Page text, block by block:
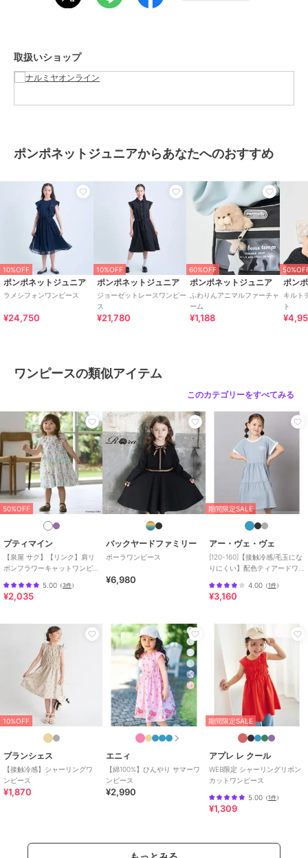
白＿：ポリエステル47％／
原産国 中国
取扱いショップ
ポンポネットジュニアからあなたへのおすすめ
10%OFF
ポンポネットジュニア
ラメシフォンワンピース
¥24,750
10%OFF
ポンポネットジュニア
ジョーゼットレースワンピー
ス
¥21,780
60%OFF
ポンポネットジュニア
ふわりんアニマルファーチャ
ーム
¥1,188
ポン
キルト
ト
ワンピースの類似アイテム
このカテゴリーをすべてみる
50%OFF
プティマイン
【泉屋 サク】【リンク】肩リ
ボンフラワーキャットワンピ
5.00 （3件）
¥2,035
バックヤードファミリー
ポーラワンピース
¥6,980
期間限定SALE
アー・ヴェ・ヴェ
[120-160]【接触冷感/毛玉にな
りにくい】配色ティアードワ
4.00（1件）
¥3,160
10%OFF
ブランシェス
【接触冷感】シャーリングワ
ンピース
¥1,870
エニィ
【綿100%】ひんやり サマーワ
ンピース
¥2,990
期間限定SALE
アプレ レ クール
WEB限定 シャーリングリボン
カットワンピース
5.00（1件）
¥1,309